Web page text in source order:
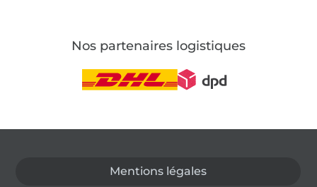
Nos partenaires logistiques
Mentions légales